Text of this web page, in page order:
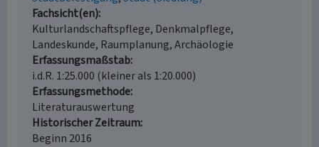
Fachsicht(en)
Kulturlandschaftspflege, Denkmalpflege,
Landeskunde, Raumplanung, Archäologie
Erfassungsmaßstab
i.d.R. 1:25.000 (kleiner als 1:20.000)
Erfassungsmethode
Literaturauswertung
Historischer Zeitraum
Beginn 2016